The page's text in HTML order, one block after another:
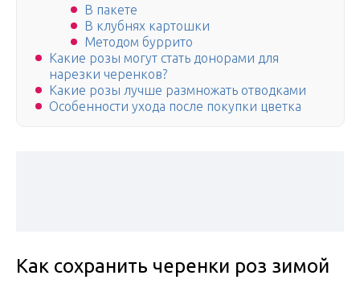
В пакете
В клубнях картошки
Методом буррито
Какие розы могут стать донорами для
нарезки черенков?
Какие розы лучше размножать отводками
Особенности ухода после покупки цветка
Как сохранить черенки роз зимой